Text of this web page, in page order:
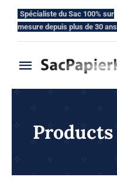
content
Spécialiste du Sac 100% sur
mesure depuis plus de 30 ans
Toggle
Navigation
Nos Gammes
Products